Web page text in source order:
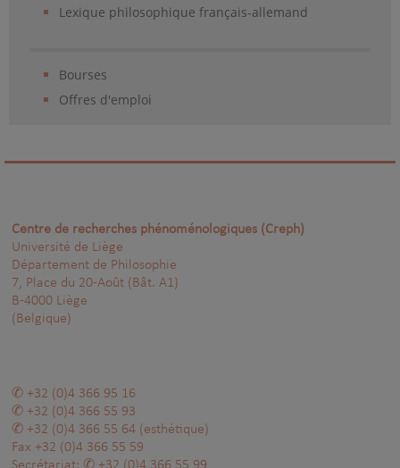
Lexique philosophique français-allemand
Bourses
Offres d'emploi
Centre de recherches phénoménologiques (Creph)
Université de Liège
Département de Philosophie
7, Place du 20-Août (Bât. A1)
B-4000 Liège
(Belgique)
+32 (0)4 366 95 16
+32 (0)4 366 55 93
+32 (0)4 366 55 64 (esthétique)
Fax +32 (0)4 366 55 59